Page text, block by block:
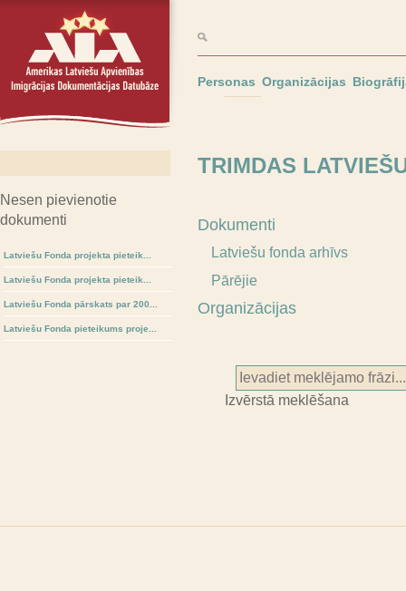
Personas Organizācijas
Nesen pievienotie
dokumenti
Latviešu Fonda projekta pieteik...
Latviešu Fonda projekta pieteik...
Latviešu Fonda pārskats par 200...
Latviešu Fonda pieteikums proje...
TRIMDAS
Dokumenti
Latviešu fonda arhīvs
Pārējie
Organizācijas
Izvērstā meklēšana